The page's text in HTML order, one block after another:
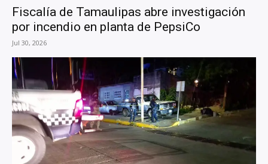
Fiscalía de Tamaulipas abre investigación
por incendio en planta de PepsiCo
Jul 30, 2026